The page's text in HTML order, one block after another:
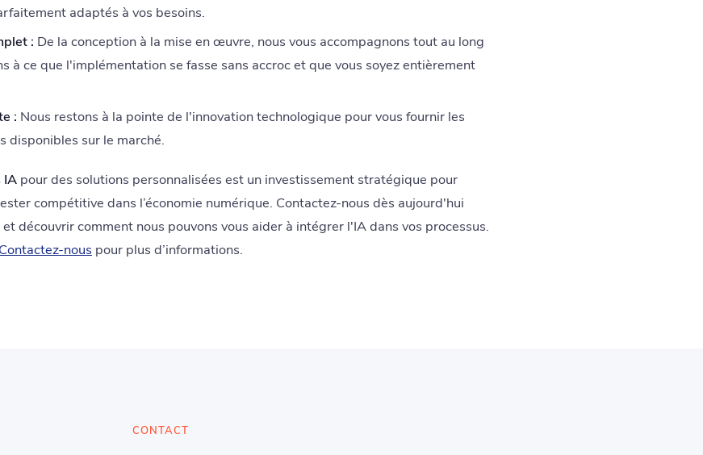
adaptés à vos besoins.
: De la conception à la mise en œuvre, nous vous accompagnons tout au long
à ce que l'implémentation se fasse sans accroc et que vous soyez entièrement
: Nous restons à la pointe de l'innovation technologique pour vous fournir les
disponibles sur le marché.
IA pour des solutions personnalisées est un investissement stratégique pour
compétitive dans l’économie numérique. Contactez-nous dès aujourd'hui
découvrir comment nous pouvons vous aider à intégrer l'IA dans vos processus.
Contactez-nous pour plus d’informations.
CONTACT